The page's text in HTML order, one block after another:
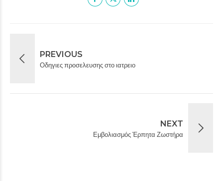
PREVIOUS
Οδηγιες προσελευσης στο ιατρειο
NEXT
Εμβολιασμός Έρπητα Ζωστήρα